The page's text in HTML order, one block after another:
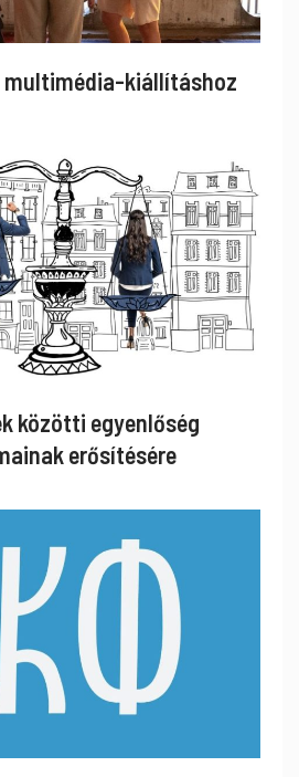
multimédia-kiállításhoz
közötti egyenlőség
erősítésére